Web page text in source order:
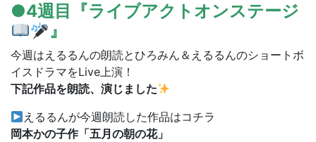
●4週目『ライブアクトオンステージ
』
今週はえるるんの朗読とひろみん＆えるるんのショートボ
イスドラマをLive上演！
下記作品を朗読、演じました
えるるんが今週朗読した作品はコチラ
岡本かの子作「五月の朝の花」